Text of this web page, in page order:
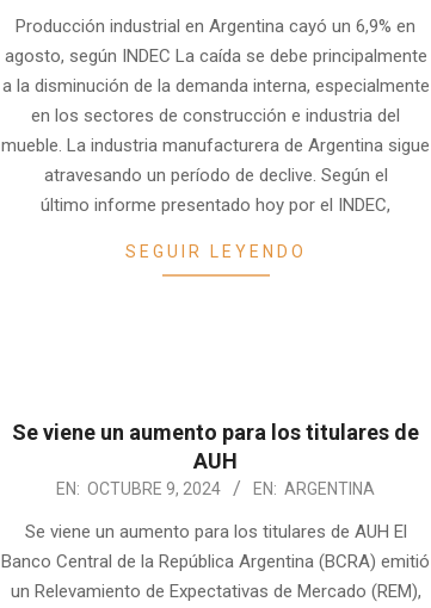
Producción industrial en Argentina cayó un 6,9% en
agosto, según INDEC La caída se debe principalmente
a la disminución de la demanda interna, especialmente
en los sectores de construcción e industria del
mueble. La industria manufacturera de Argentina sigue
atravesando un período de declive. Según el
último informe presentado hoy por el INDEC,
SEGUIR LEYENDO
Se viene un aumento para los titulares de
AUH
EN: OCTUBRE 9, 2024 EN: ARGENTINA
Se viene un aumento para los titulares de AUH El
Banco Central de la República Argentina (BCRA) emitió
un Relevamiento de Expectativas de Mercado (REM),